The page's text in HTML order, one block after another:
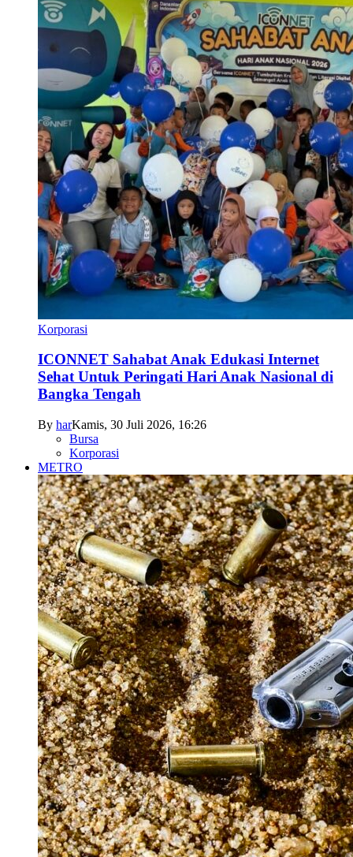
Korporasi
ICONNET Sahabat Anak Edukasi Internet
Sehat Untuk Peringati Hari Anak Nasional di
Bangka Tengah
By harKamis, 30 Juli 2026, 16:26
Bursa
Korporasi
METRO